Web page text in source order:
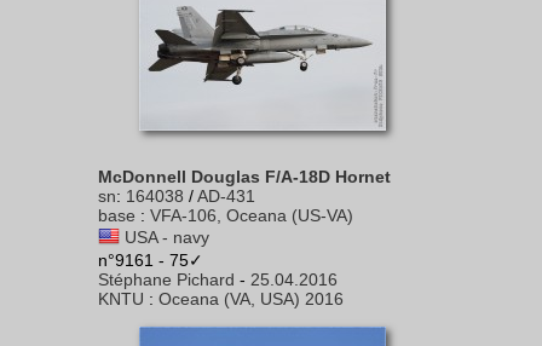
McDonnell Douglas F/A-18D Hornet
sn: 164038 /AD-431
base : VFA-106, Oceana (US-VA)
USA - navy
n°9161 - 75✓
Stéphane Pichard - 25.04.2016
KNTU : Oceana (VA, USA) 2016